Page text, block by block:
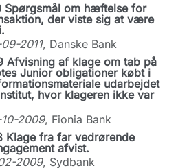
Spørgsmål om hæftelse for
der viste sig at være
2011, Danske Bank
Afvisning af klage om tab på
Junior obligationer købt i
udarbejdet
hvor klageren ikke var
2009, Fionia Bank
Klage fra far vedrørende
afvist.
2009, Sydbank